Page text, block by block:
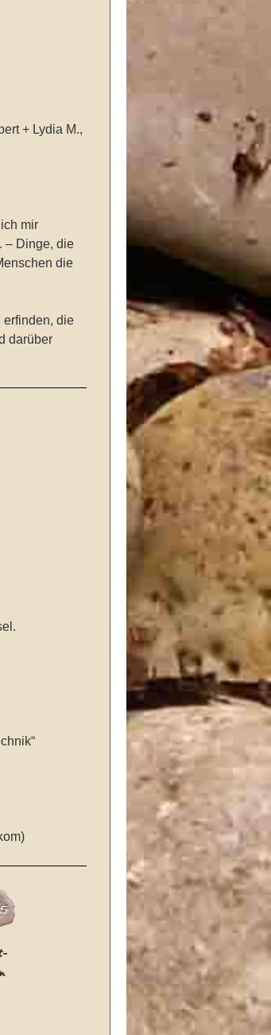
+ Lydia M.,
mir
– Dinge, die
die
erfinden, die
darüber